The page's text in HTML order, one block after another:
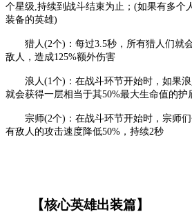
个星级,持续到战斗结束为止；(如果有多个
装备的英雄)
猎人 (2个)：每过3.5秒，所有猎人们就
敌人，造成125%额外伤害
浪人 (1个)：在战斗环节开始时，如果
就会获得一层相当于其50%最大生命值的护
宗师(2个)：在战斗环节开始时，宗师
有敌人的攻击速度降低50%，持续2秒
【核心英雄出装篇】